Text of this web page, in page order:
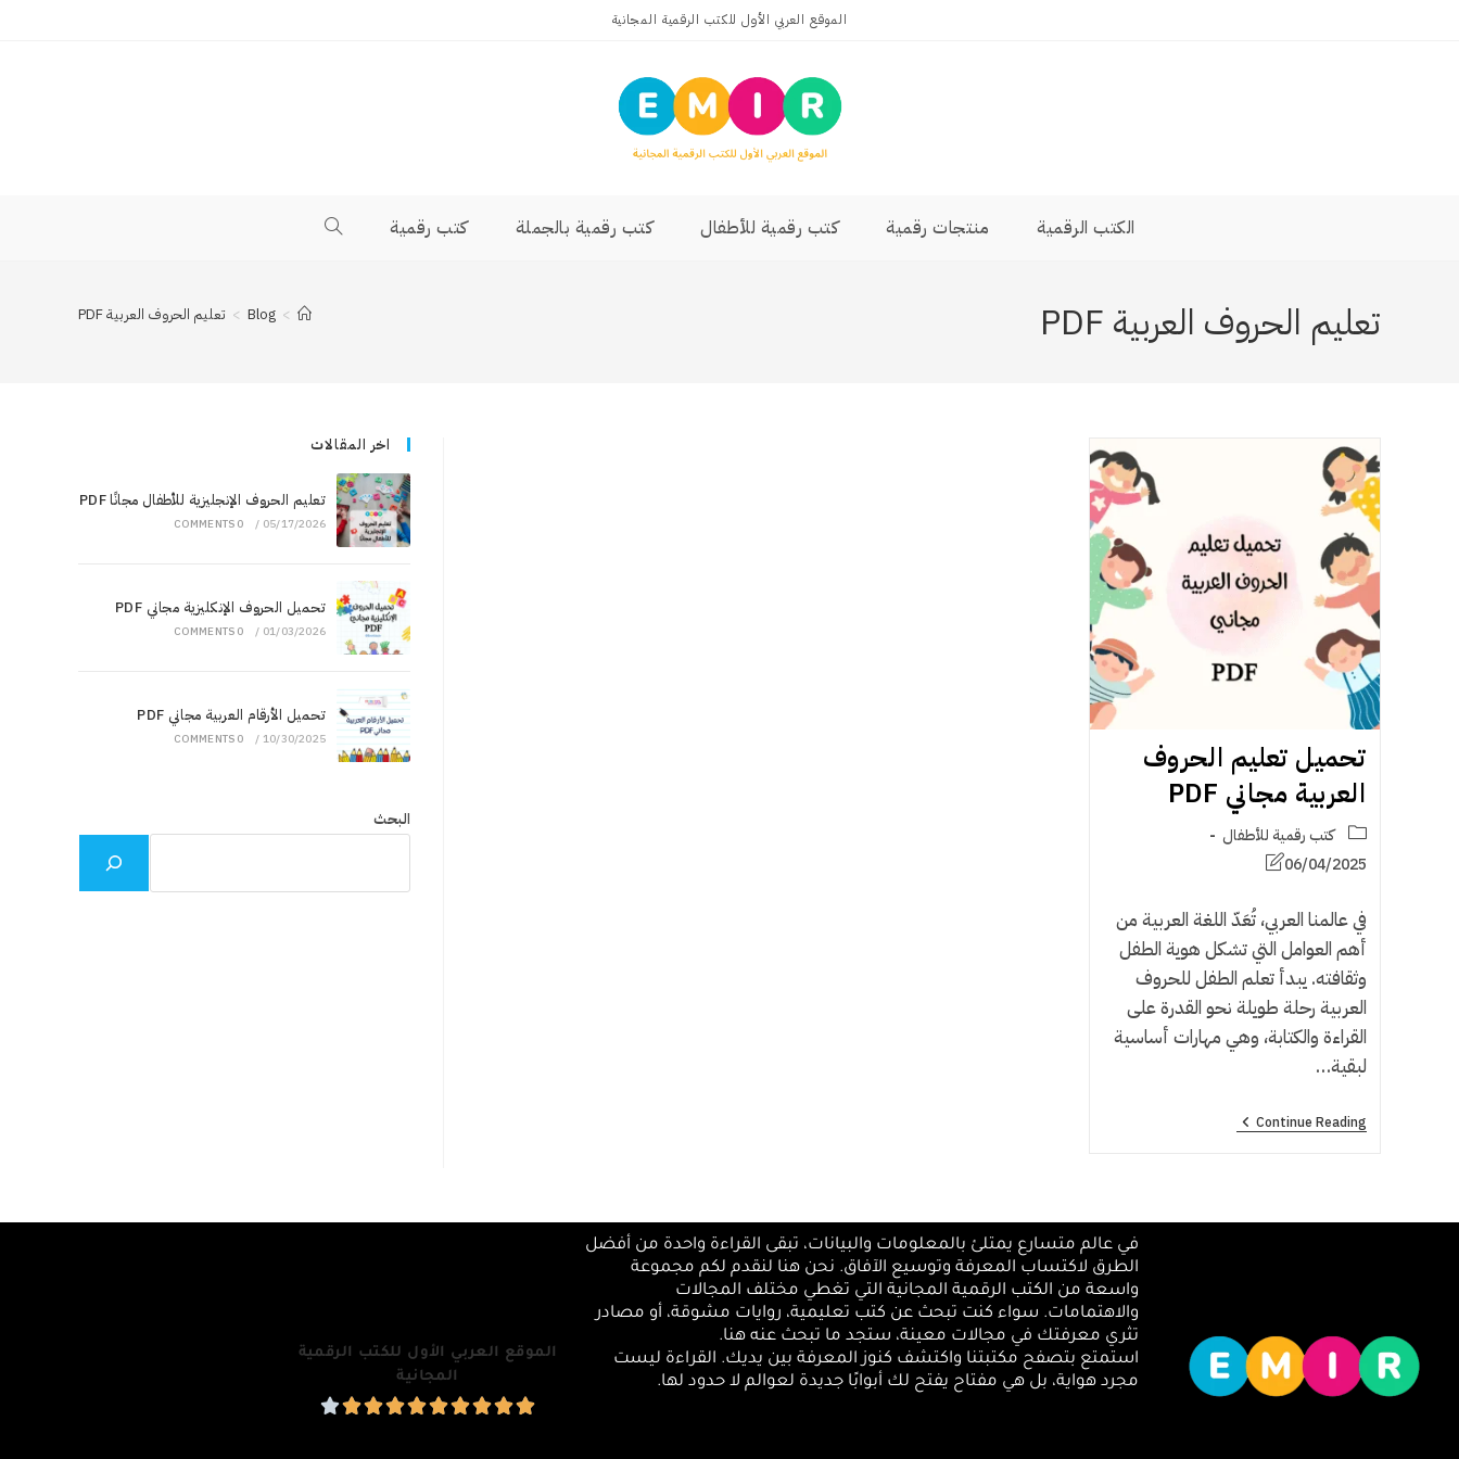
الموقع العربي الأول للكتب الرقمية المجانية
الكتب الرقمية منتجات رقمية كتب رقمية للأطفال كتب رقمية بالجملة كتب رقمية
تعليم الحروف العربية PDF >
Blog
> تعليم الحروف العربية PDF
تحميل تعليم الحروف
العربية مجاني PDF
كتب رقمية للأطفال
06/04/2025
في عالمنا العربي، تُعَدّ اللغة العربية من
أهم العوامل التي تشكل هوية الطفل
وثقافته. يبدأ تعلم الطفل للحروف
العربية رحلة طويلة نحو القدرة على
القراءة والكتابة، وهي مهارات أساسية
لبقية…
Continue Reading
اخر المقالات
تعليم الحروف الإنجليزية للأطفال مجانًا PDF
05/17/2026
/
0 COMMENTS
تحميل الحروف الإنكليزية مجاني PDF
01/03/2026
/
0 COMMENTS
تحميل الأرقام العربية مجاني PDF
10/30/2025
/
0 COMMENTS
البحث
في عالم متسارع يمتلئ بالمعلومات والبيانات، تبقى القراءة واحدة من أفضل
الطرق لاكتساب المعرفة وتوسيع الآفاق. نحن هنا لنقدم لكم مجموعة
واسعة من الكتب الرقمية المجانية التي تغطي مختلف المجالات
والاهتمامات. سواء كنت تبحث عن كتب تعليمية، روايات مشوقة، أو مصادر
تثري معرفتك في مجالات معينة، ستجد ما تبحث عنه هنا.
استمتع بتصفح مكتبتنا واكتشف كنوز المعرفة بين يديك. القراءة ليست
مجرد هواية، بل هي مفتاح يفتح لك أبوابًا جديدة لعوالم لا حدود لها.
الموقع العربي الأول للكتب الرقمية
المجانية









